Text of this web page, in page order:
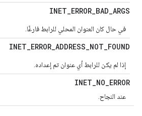
INET_ERROR_BAD_ARGS
في حال كان العنوان المحلي للرابط فارغًا.
INET_ERROR_ADDRESS_NOT_FOUND
إذا لم يكن للرابط أي عنوان تم إعداده.
INET_NO_ERROR
عند النجاح.